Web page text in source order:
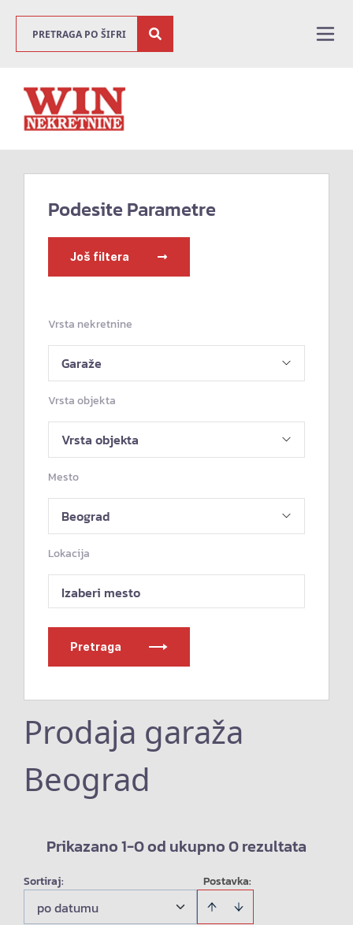
Podesite Parametre
Još filtera
Vrsta nekretnine
Vrsta objekta
Mesto
Lokacija
Izaberi mesto
Pretraga
Prodaja garaža
Beograd
Prikazano 1-0 od ukupno 0 rezultata
Postavka:
Sortiraj:
po datumu